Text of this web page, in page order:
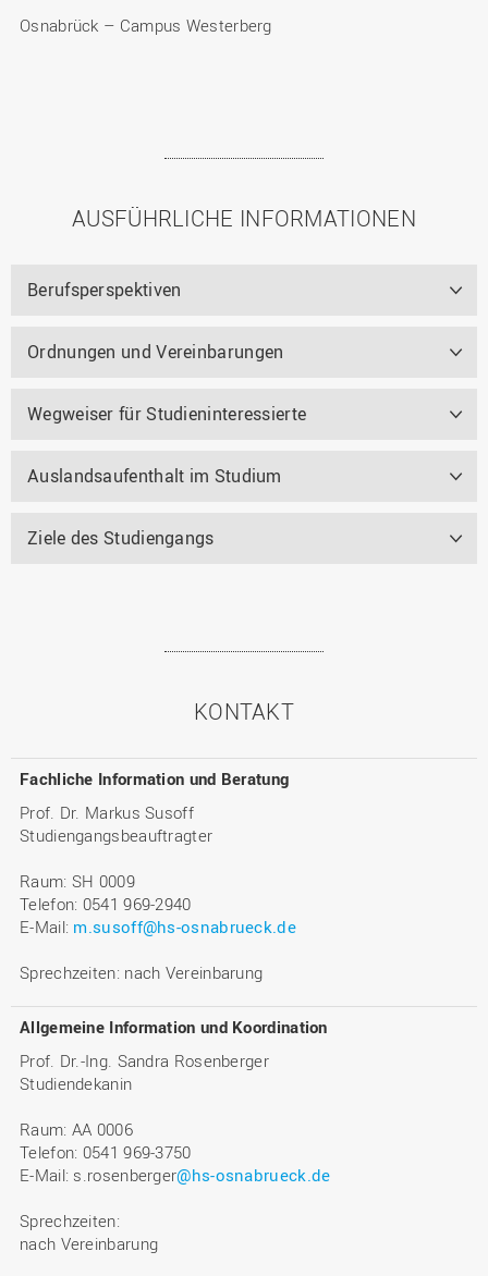
Osnabrück – Campus Westerberg
AUSFÜHRLICHE INFORMATIONEN
Berufsperspektiven
Ordnungen und Vereinbarungen
Wegweiser für Studieninteressierte
Auslandsaufenthalt im Studium
Ziele des Studiengangs
KONTAKT
Fachliche Information und Beratung
Prof. Dr. Markus Susoff
Studiengangsbeauftragter
Raum: SH 0009
Telefon: 0541 969-2940
E-Mail: m.susoff@hs-osnabrueck.de
Sprechzeiten: nach Vereinbarung
Allgemeine Information und Koordination
Prof. Dr.-Ing. Sandra Rosenberger
Studiendekanin
Raum: AA 0006
Telefon: 0541 969-3750
E-Mail: s.rosenberger@hs-osnabrueck.de
Sprechzeiten:
nach Vereinbarung